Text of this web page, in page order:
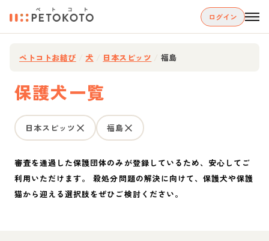
ログイン
ペトコトお結び 犬 日本スピッツ 福島
保護犬一覧
日本スピッツ 福島
審査を通過した保護団体のみが登録しているため、安心してご
利用いただけます。 殺処分問題の解決に向けて、保護犬や保護
猫から迎える選択肢をぜひご検討ください。